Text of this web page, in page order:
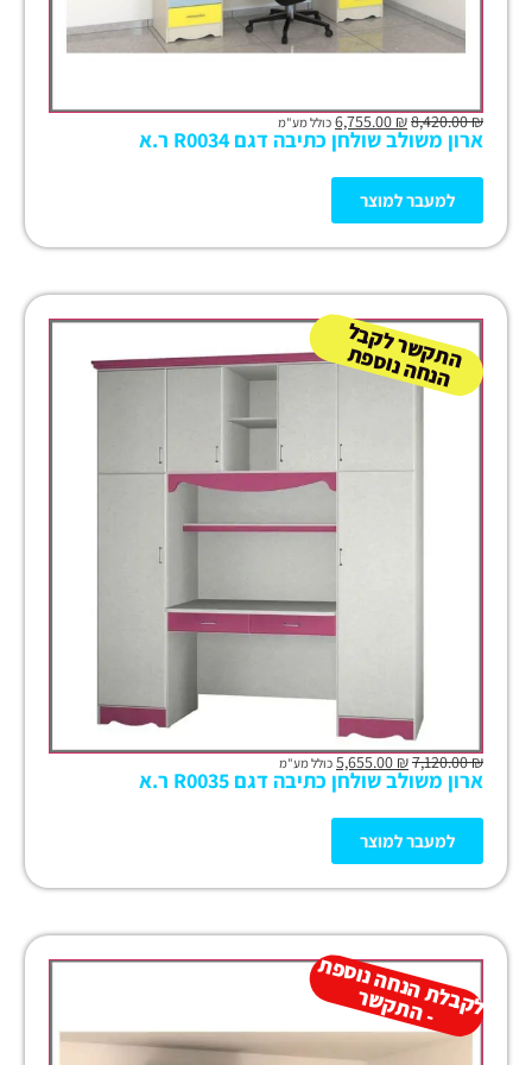
₪
8,420.00
₪ כולל מע"מ
ארון משולב שולחן כתיבה דגם R0034 ר.א
למעבר למוצר
ה
ת
ק
ש
ר
ל
ק
ב
ל
הנ
ח
ה נו
ס
פ
ת
₪
7,120.00
₪ כולל מע"מ
ארון משולב שולחן כתיבה דגם R0035 ר.א
למעבר למוצר
ל
ק
ב
ל
ת
הנ
ח
ה נו
ס
פ
ת
-
ה
ת
ק
ש
ר